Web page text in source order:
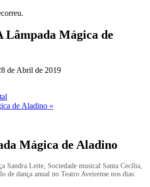
Lâmpada Mágica de
de Abril de 2019
de Aladino »
Mágica de Aladino
Sandra Leite, Sociedade musical Santa Cecília,
de dança anual no Teatro Aveirense nos dias: